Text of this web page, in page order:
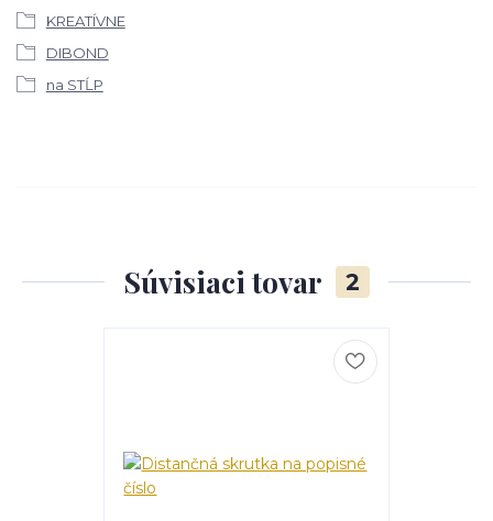
KREATÍVNE
DIBOND
na STĹP
Súvisiaci tovar 2